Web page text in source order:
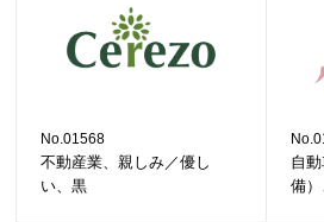
No.01568
不動産業、親しみ／優し
い、黒
自
備